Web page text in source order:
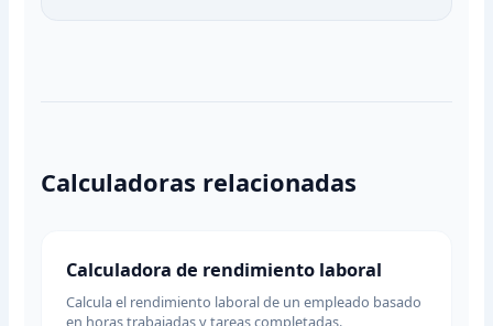
Calculadoras relacionadas
Calculadora de rendimiento laboral
Calcula el rendimiento laboral de un empleado basado
en horas trabajadas y tareas completadas.